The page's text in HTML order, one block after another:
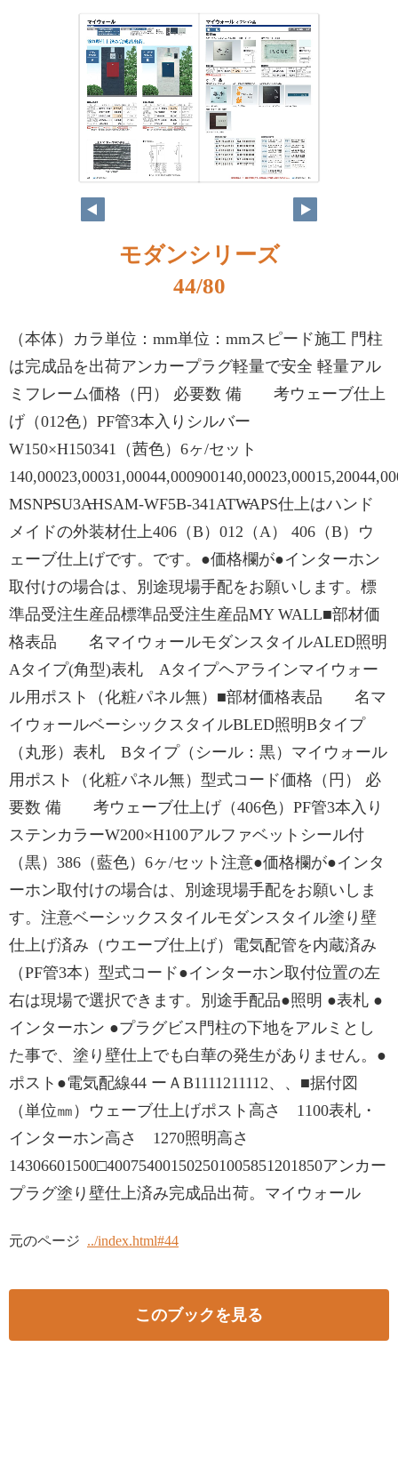
モダンシリーズ
44/80
（本体）カラ単位：mm単位：mmスピード施工 門柱
は完成品を出荷アンカープラグ軽量で安全 軽量アル
ミフレーム価格（円） 必要数 備 考ウェーブ仕上
げ（012色）PF管3本入りシルバー
W150×H150341（茜色）6ヶ/セット
MSNP̶SU3A̶HSAM-WF5B-341ATW̶APS仕上はハンド
メイドの外装材仕上406（B）012（A） 406（B）ウ
ェーブ仕上げです。です。●価格欄が●インターホン
取付けの場合は、別途現場手配をお願いします。標
準品受注生産品標準品受注生産品MY WALL■部材価
格表品 名マイウォールモダンスタイルALED照明
Aタイプ(角型)表札 Aタイプヘアラインマイウォー
ル用ポスト（化粧パネル無）■部材価格表品 名マ
イウォールベーシックスタイルBLED照明Bタイプ
（丸形）表札 Bタイプ（シール：黒）マイウォール
用ポスト（化粧パネル無）型式コード価格（円） 必
要数 備 考ウェーブ仕上げ（406色）PF管3本入り
ステンカラーW200×H100アルファベットシール付
（黒）386（藍色）6ヶ/セット注意●価格欄が●インタ
ーホン取付けの場合は、別途現場手配をお願いしま
す。注意ベーシックスタイルモダンスタイル塗り壁
仕上げ済み（ウエーブ仕上げ）電気配管を内蔵済み
（PF管3本）型式コード●インターホン取付位置の左
右は現場で選択できます。別途手配品●照明 ●表札 ●
インターホン ●プラグビス門柱の下地をアルミとし
た事で、塗り壁仕上でも白華の発生がありません。●
ポスト●電気配線44 ーＡB1111211112、、■据付図
（単位㎜）ウェーブ仕上げポスト高さ 1100表札・
インターホン高さ 1270照明高さ
14306601500□400754001502501005851201850アンカー
プラグ塗り壁仕上済み完成品出荷。マイウォール
元のページ ../index.html#44
このブックを見る